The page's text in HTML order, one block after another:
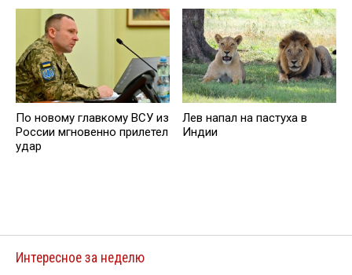
По новому главкому ВСУ из
России мгновенно прилетел
удар
Лев напал на пастуха в
Индии
Интересное за неделю